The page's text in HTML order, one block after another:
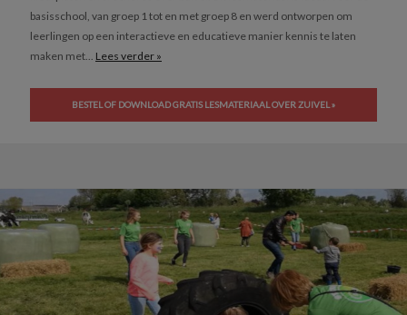
basisschool, van groep 1 tot en met groep 8 en werd ontworpen om
leerlingen op een interactieve en educatieve manier kennis te laten
maken met... Lees verder »
BESTEL OF DOWNLOAD GRATIS LESMATERIAAL OVER ZUIVEL »